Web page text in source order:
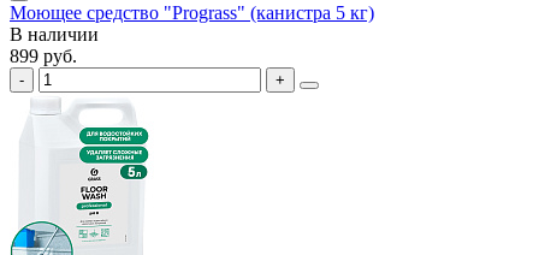
Моющее средство "Prograss" (канистра 5 кг)
В наличии
899 руб.